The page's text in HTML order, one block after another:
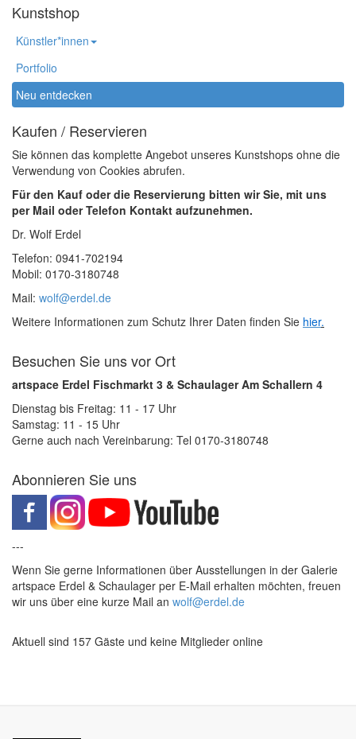
Kunstshop
Künstler*innen
Portfolio
Neu entdecken
Kaufen / Reservieren
Sie können das komplette Angebot unseres Kunstshops ohne die
Verwendung von Cookies abrufen.
Für den Kauf oder die Reservierung bitten wir Sie, mit uns
per Mail oder Telefon Kontakt aufzunehmen.
Dr. Wolf Erdel
Telefon: 0941-702194
Mobil: 0170-3180748
Mail: wolf@erdel.de
Weitere Informationen zum Schutz Ihrer Daten finden Sie hier.
Besuchen Sie uns vor Ort
artspace Erdel Fischmarkt 3 & Schaulager Am Schallern 4
Dienstag bis Freitag: 11 - 17 Uhr
Samstag: 11 - 15 Uhr
Gerne auch nach Vereinbarung: Tel 0170-3180748
Abonnieren Sie uns
---
Wenn Sie gerne Informationen über Ausstellungen in der Galerie
artspace Erdel & Schaulager per E-Mail erhalten möchten, freuen
wir uns über eine kurze Mail an wolf@erdel.de
Aktuell sind 157 Gäste und keine Mitglieder online